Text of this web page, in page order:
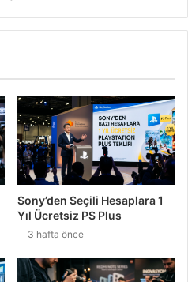
Sony’den Seçili Hesaplara 1
Yıl Ücretsiz PS Plus
3 hafta önce